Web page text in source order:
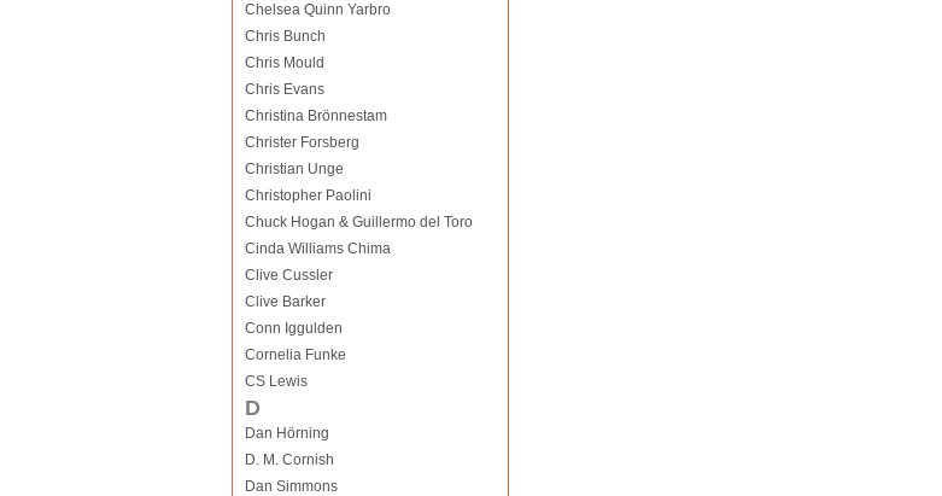
Chelsea Quinn Yarbro
Chris Bunch
Chris Mould
Chris Evans
Christina Brönnestam
Christer Forsberg
Christian Unge
Christopher Paolini
Chuck Hogan & Guillermo del Toro
Cinda Williams Chima
Clive Cussler
Clive Barker
Conn Iggulden
Cornelia Funke
CS Lewis
D
Dan Hörning
D. M. Cornish
Dan Simmons